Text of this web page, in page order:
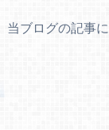
当ブログの記事